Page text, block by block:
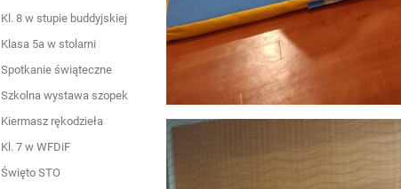
Kl. 8 w stupie buddyjskiej
Klasa 5a w stolarni
Spotkanie świąteczne
Szkolna wystawa szopek
Kiermasz rękodzieła
Kl. 7 w WFDiF
Święto STO